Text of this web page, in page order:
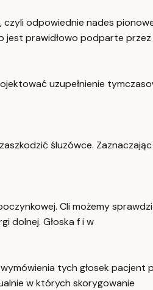
odpowiednie nades
jest prawidłowo podparte
uzupełnienie
śluzówce.
Cli możemy
dolnej. Głoska f i w
tych głosek pacjent
w których skorygowanie